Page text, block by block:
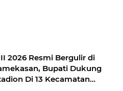
2026 Resmi Bergulir di
Bupati Dukung
Di 13 Kecamatan